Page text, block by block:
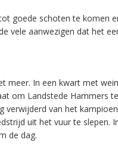
goede schoten te komen
vele aanwezigen dat het
meer. In een kwart met
om Landstede Hammers
verwijderd van het
uit het vuur te slepen.
de dag.